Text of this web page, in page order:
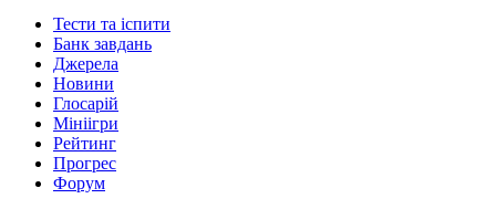
Тести та іспити
Банк завдань
Джерела
Новини
Глосарій
Мініігри
Рейтинг
Прогрес
Форум